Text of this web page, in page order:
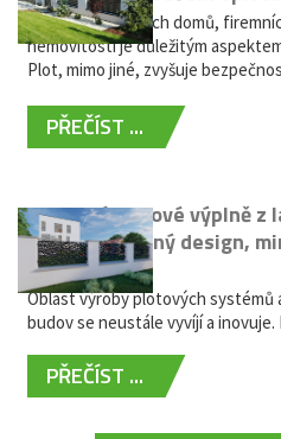
Oplocení rodinných domů,
nemovitostí je důležitým
Plot, mimo jiné, zvyšuje
PŘEČÍST ...
Moderní plotové výplně z
kovů: výjimečný design,
žádná údržba
Oblast výroby plotových systémů
budov se neustále vyvíjí a inovuje.
PŘEČÍST ...